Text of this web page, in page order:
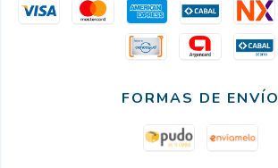
FORMAS DE ENVÍO